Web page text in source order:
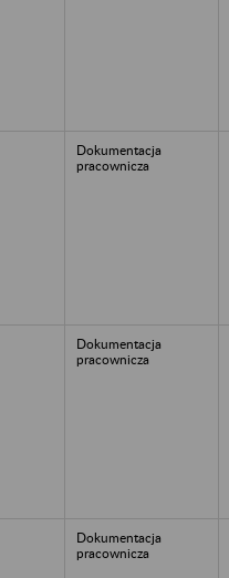
Dokumentacja
pracownicza
Dokumentacja
pracownicza
Dokumentacja
pracownicza